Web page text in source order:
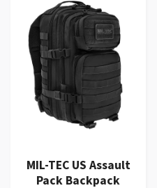
MIL-TEC US Assault
Pack Backpack